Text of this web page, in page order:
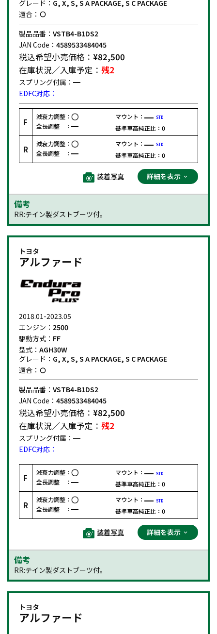
グレード： G, X, S, S A PACKAGE, S C PACKAGE
適合：
製品品番： VSTB4-B1DS2
JAN Code： 4589533484045
税込希望小売価格： ¥82,500
在庫状況／入庫予定： 残2
スプリング付属：
EDFC対応：
F
減衰力調整：
全長調整 ：
マウント： STD
基準車高純正比： 0
R
減衰力調整：
全長調整 ：
マウント： STD
基準車高純正比： 0
装着写真 詳細を表示
備考
RR:テイン製ダストブーツ付。
トヨタ
アルファード
2018.01-2023.05
エンジン： 2500
駆動方式： FF
型式： AGH30W
グレード： G, X, S, S A PACKAGE, S C PACKAGE
適合：
製品品番： VSTB4-B1DS2
JAN Code： 4589533484045
税込希望小売価格： ¥82,500
在庫状況／入庫予定： 残2
スプリング付属：
EDFC対応：
F
減衰力調整：
全長調整 ：
マウント： STD
基準車高純正比： 0
R
減衰力調整：
全長調整 ：
マウント： STD
基準車高純正比： 0
装着写真 詳細を表示
備考
RR:テイン製ダストブーツ付。
トヨタ
アルファード